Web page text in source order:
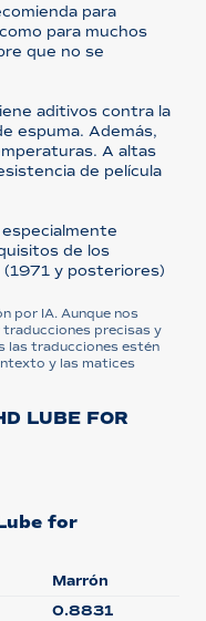
para
para muchos
que no se
aditivos contra la
espuma. Además,
A altas
de película
de los
(1971 y posteriores)
por IA. Aunque nos
precisas y
las traducciones estén
y las matices
LUBE FOR
for
Marrón
0.8831